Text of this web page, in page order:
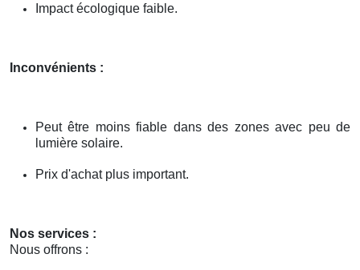
Impact écologique faible.
Inconvénients :
Peut être moins fiable dans des zones avec peu de
lumière solaire.
Prix d'achat plus important.
Nos services :
Nous offrons :